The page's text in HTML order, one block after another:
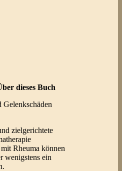
dieses Buch
zielgerichtete
Rheuma können
wenigstens ein